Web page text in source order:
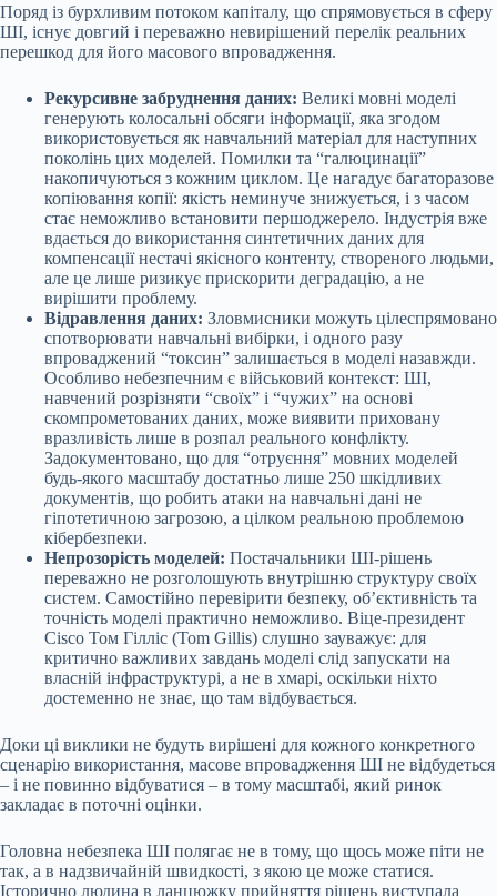
Поряд із бурхливим потоком капіталу, що спрямовується в сферу
ШІ, існує довгий і переважно невирішений перелік реальних
перешкод для його масового впровадження.
Рекурсивне забруднення даних: Великі мовні моделі
генерують колосальні обсяги інформації, яка згодом
використовується як навчальний матеріал для наступних
поколінь цих моделей. Помилки та “галюцинації”
накопичуються з кожним циклом. Це нагадує багаторазове
копіювання копії: якість неминуче знижується, і з часом
стає неможливо встановити першоджерело. Індустрія вже
вдається до використання синтетичних даних для
компенсації нестачі якісного контенту, створеного людьми,
але це лише ризикує прискорити деградацію, а не
вирішити проблему.
Відравлення даних: Зловмисники можуть цілеспрямовано
спотворювати навчальні вибірки, і одного разу
впроваджений “токсин” залишається в моделі назавжди.
Особливо небезпечним є військовий контекст: ШІ,
навчений розрізняти “своїх” і “чужих” на основі
скомпрометованих даних, може виявити приховану
вразливість лише в розпал реального конфлікту.
Задокументовано, що для “отруєння” мовних моделей
будь-якого масштабу достатньо лише 250 шкідливих
документів, що робить атаки на навчальні дані не
гіпотетичною загрозою, а цілком реальною проблемою
кібербезпеки.
Непрозорість моделей: Постачальники ШІ-рішень
переважно не розголошують внутрішню структуру своїх
систем. Самостійно перевірити безпеку, об’єктивність та
точність моделі практично неможливо. Віце-президент
Cisco Том Гілліс (Tom Gillis) слушно зауважує: для
критично важливих завдань моделі слід запускати на
власній інфраструктурі, а не в хмарі, оскільки ніхто
достеменно не знає, що там відбувається.
Доки ці виклики не будуть вирішені для кожного конкретного
сценарію використання, масове впровадження ШІ не відбудеться
– і не повинно відбуватися – в тому масштабі, який ринок
закладає в поточні оцінки.
Головна небезпека ШІ полягає не в тому, що щось може піти не
так, а в надзвичайній швидкості, з якою це може статися.
Історично людина в ланцюжку прийняття рішень виступала